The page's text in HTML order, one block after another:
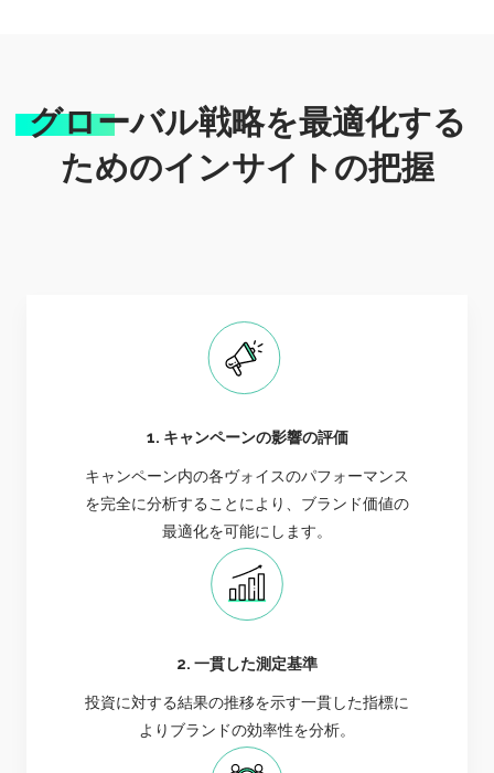
グローバル戦略を最適化する
ためのインサイトの把握
1. キャンペーンの影響の評価
キャンペーン内の各ヴォイスのパフォーマンス
を完全に分析することにより、ブランド価値の
最適化を可能にします。
2. 一貫した測定基準
投資に対する結果の推移を示す一貫した指標に
よりブランドの効率性を分析。